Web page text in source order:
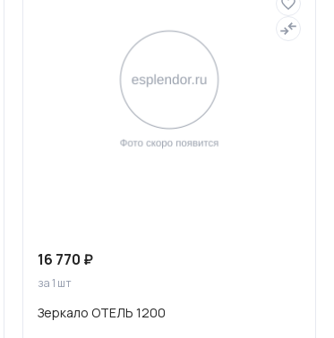
16 770 ₽
за 1 шт
Зеркало ОТЕЛЬ 1200